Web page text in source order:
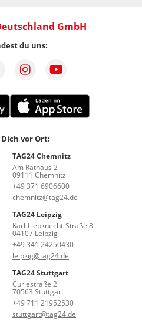
GmbH
du uns:
vor Ort:
TAG24 Chemnitz
Am Rathaus 2
09111 Chemnitz
+49 371 6906600
chemnitz@tag24.de
TAG24 Leipzig
Karl-Liebknecht-Straße 8
04107 Leipzig
+49 341 24250430
leipzig@tag24.de
TAG24 Stuttgart
Curiestraße 2
70563 Stuttgart
+49 711 21952530
stuttgart@tag24.de